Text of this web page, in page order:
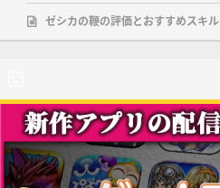
ゼシカの鞭の評価とおすすめスキル